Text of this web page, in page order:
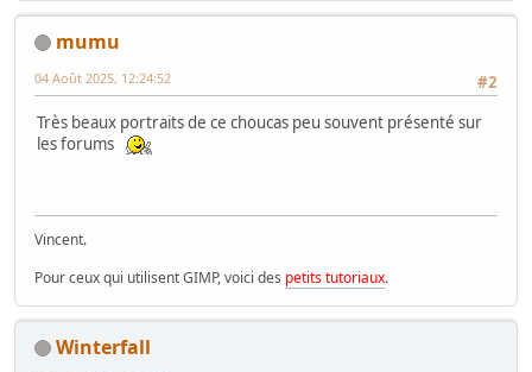
mumu
#2
04 Août 2025, 12:24:52
Très beaux portraits de ce choucas peu souvent présenté sur
les forums
Vincent.
Pour ceux qui utilisent GIMP, voici des petits tutoriaux.
Winterfall